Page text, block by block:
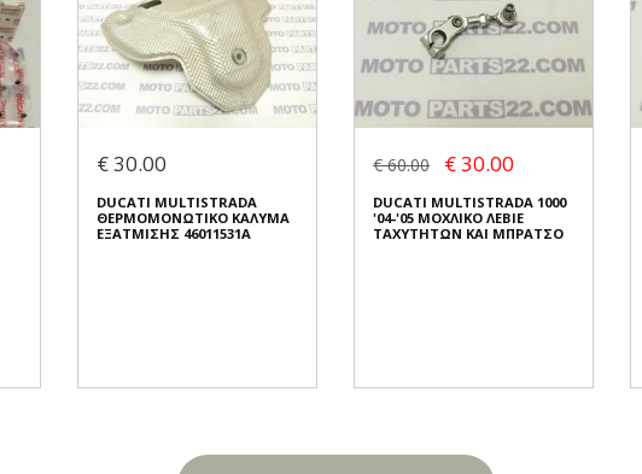
€ 30.00
DUCATI MULTISTRADA
ΘΕΡΜΟΜΟΝΩΤΙΚΟ ΚΑΛΥΜΑ
ΕΞΑΤΜΙΣΗΣ 46011531A
€ 60.00 € 30.00
DUCATI MULTISTRADA 1000
'04-'05 ΜΟΧΛΙΚΟ ΛΕΒΙΕ
ΤΑΧΥΤΗΤΩΝ ΚΑΙ ΜΠΡΑΤΣΟ